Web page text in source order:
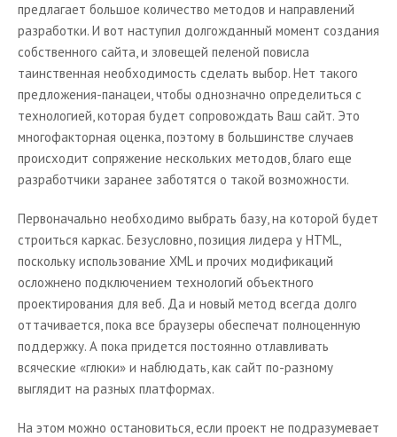
предлагает большое количество методов и направлений
разработки. И вот наступил долгожданный момент создания
собственного сайта, и зловещей пеленой повисла
таинственная необходимость сделать выбор. Нет такого
предложения-панацеи, чтобы однозначно определиться с
технологией, которая будет сопровождать Ваш сайт. Это
многофакторная оценка, поэтому в большинстве случаев
происходит сопряжение нескольких методов, благо еще
разработчики заранее заботятся о такой возможности.
Первоначально необходимо выбрать базу, на которой будет
строиться каркас. Безусловно, позиция лидера у HTML,
поскольку использование XML и прочих модификаций
осложнено подключением технологий объектного
проектирования для веб. Да и новый метод всегда долго
оттачивается, пока все браузеры обеспечат полноценную
поддержку. А пока придется постоянно отлавливать
всяческие «глюки» и наблюдать, как сайт по-разному
выглядит на разных платформах.
На этом можно остановиться, если проект не подразумевает